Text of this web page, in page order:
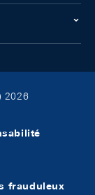
2026
frauduleux